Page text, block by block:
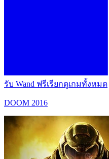
รับ Wand ฟรีเรียกดูเกมทั้งหมด
DOOM 2016